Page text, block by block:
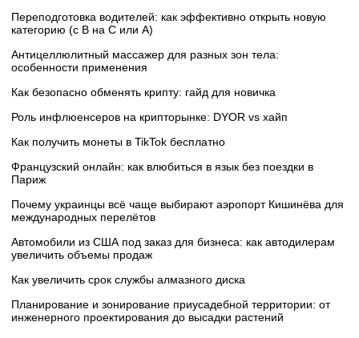
Переподготовка водителей: как эффективно открыть новую
категорию (с B на C или А)
Антицеллюлитный массажер для разных зон тела:
особенности применения
Как безопасно обменять крипту: гайд для новичка
Роль инфлюенсеров на крипторынке: DYOR vs хайп
Как получить монеты в TikTok бесплатно
Французский онлайн: как влюбиться в язык без поездки в
Париж
Почему украинцы всё чаще выбирают аэропорт Кишинёва для
международных перелётов
Автомобили из США под заказ для бизнеса: как автодилерам
увеличить объемы продаж
Как увеличить срок службы алмазного диска
Планирование и зонирование приусадебной территории: от
инженерного проектирования до высадки растений